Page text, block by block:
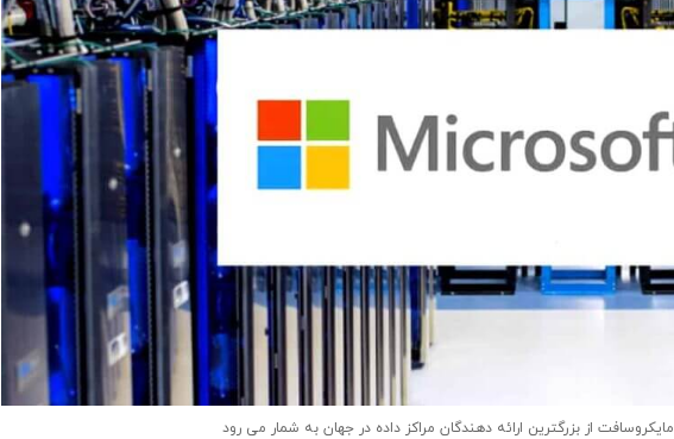
مایکروسافت از بزرگترین ارائه دهندگان مراکز داده در جهان به شمار می رود